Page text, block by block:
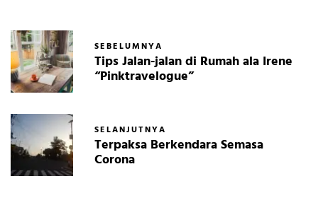
SEBELUMNYA
Tips Jalan-jalan di Rumah ala Irene
“Pinktravelogue”
SELANJUTNYA
Terpaksa Berkendara Semasa
Corona